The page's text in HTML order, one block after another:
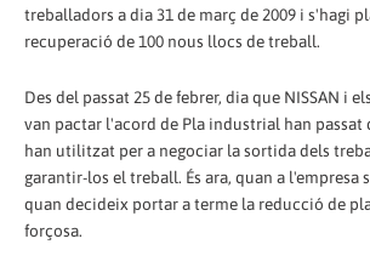
treballadors a dia 31 de març de 2009 i s'hagi
recuperació de 100 nous llocs de treball.
Des del passat 25 de febrer, dia que NISSAN i
van pactar l'acord de Pla industrial han passat
han utilitzat per a negociar la sortida dels
garantir-los el treball. És ara, quan a l'empresa
quan decideix portar a terme la reducció de
forçosa.